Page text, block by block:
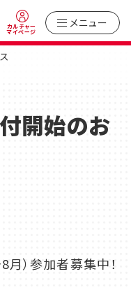
カルチャー
マイページ
メニュー
開始のお
）参加者募集中！